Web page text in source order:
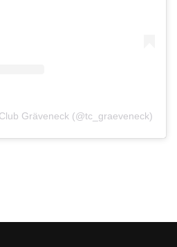
Gräveneck (@tc_graeveneck)